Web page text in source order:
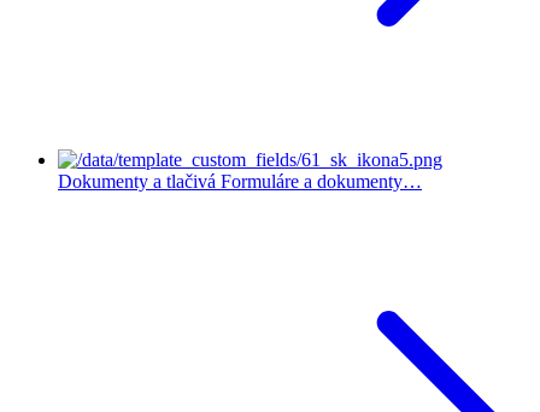
Dokumenty a tlačivá Formuláre a dokumenty…